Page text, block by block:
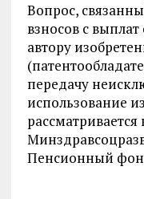
Вопрос,
взносов с
автору
передачу
использование
Пенсионный